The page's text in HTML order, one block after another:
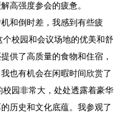
高强度参会的疲惫。
和倒时差，我感到有些疲
校园和会议场地的优美和舒
供了高质量的食物和住宿，
也有机会在闲暇时间欣赏了
园非常大，处处透露着豪华
历史和文化底蕴。我参观了